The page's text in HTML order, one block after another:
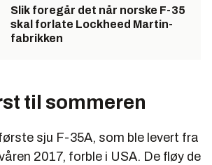
Slik foregår det når norske F-35
skal forlate Lockheed Martin-
fabrikken
til sommeren
sju F-35A, som ble levert fra
2017, forble i USA. De fløy de